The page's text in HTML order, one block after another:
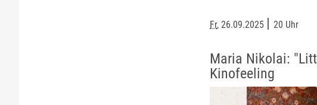
Fr, 26.09.2025 | 20 Uhr
Maria Nikolai:
Kinofeeling